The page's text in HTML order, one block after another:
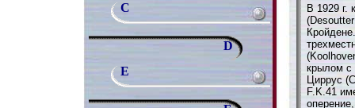
C
D
E
В 1929 г.
крылом с
Циррус
F.K.41